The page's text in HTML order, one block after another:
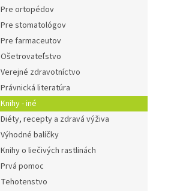
Pre ortopédov
Pre stomatológov
Pre farmaceutov
Ošetrovateľstvo
Verejné zdravotníctvo
Právnická literatúra
Knihy - iné
Diéty, recepty a zdravá výživa
Výhodné balíčky
Knihy o liečivých rastlinách
Prvá pomoc
Tehotenstvo